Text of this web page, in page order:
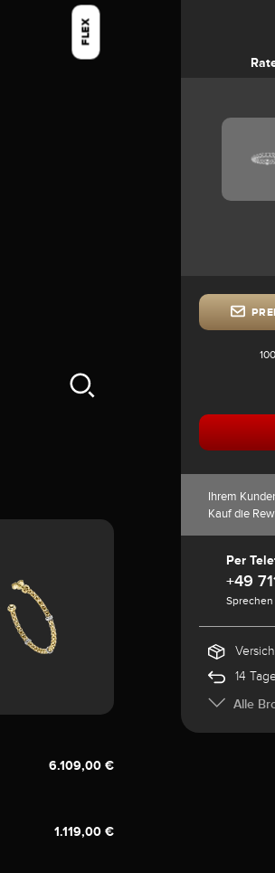
FLEX
6.109,00 €
1.119,00 €
Ihrem
Kauf die
Per
+49
14
Alle